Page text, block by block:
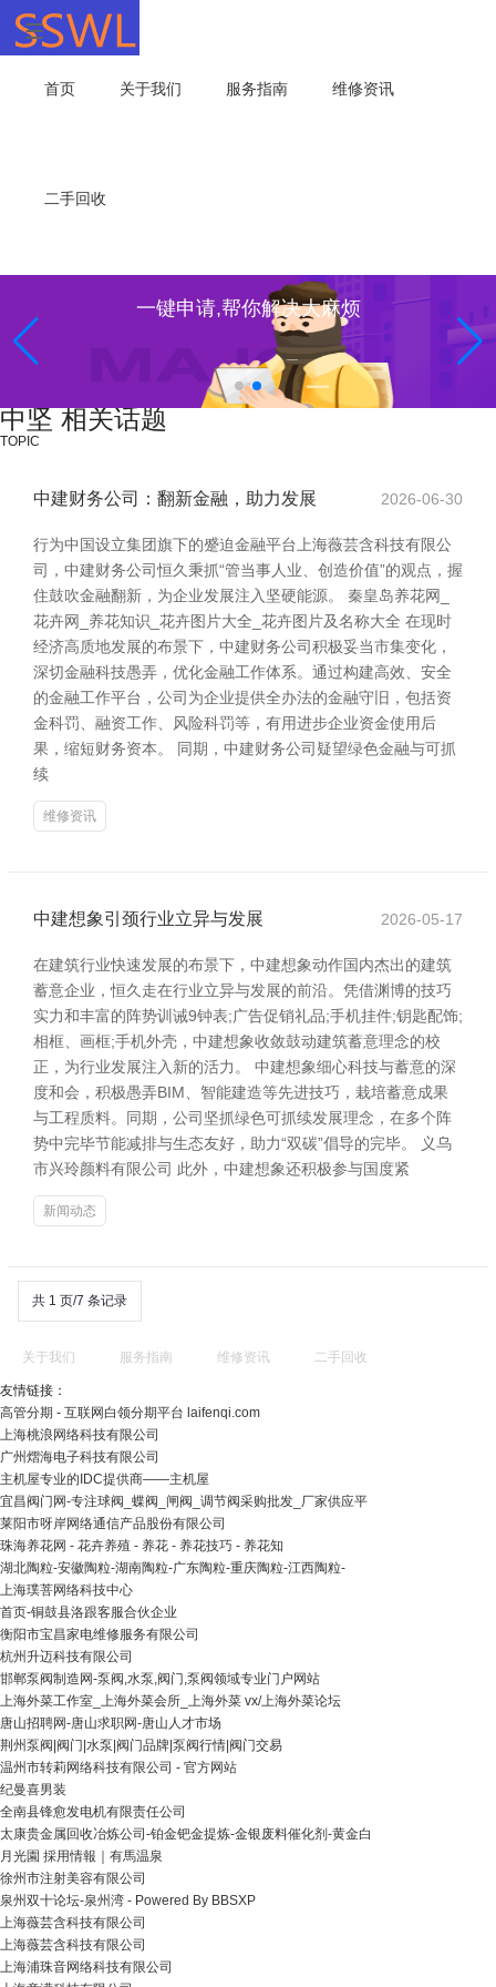
首页 关于我们 服务指南 维修资讯
二手回收
一键申请,帮你解决大麻烦
中坚 相关话题
TOPIC
中建财务公司：翻新金融，助力发展 2026-06-30
行为中国设立集团旗下的蹙迫金融平台上海薇芸含科技有限公
司，中建财务公司恒久秉抓“管当事人业、创造价值”的观点，握
住鼓吹金融翻新，为企业发展注入坚硬能源。 秦皇岛养花网_
花卉网_养花知识_花卉图片大全_花卉图片及名称大全 在现时
经济高质地发展的布景下，中建财务公司积极妥当市集变化，
深切金融科技愚弄，优化金融工作体系。通过构建高效、安全
的金融工作平台，公司为企业提供全办法的金融守旧，包括资
金科罚、融资工作、风险科罚等，有用进步企业资金使用后
果，缩短财务资本。 同期，中建财务公司疑望绿色金融与可抓
续
维修资讯
中建想象引颈行业立异与发展 2026-05-17
在建筑行业快速发展的布景下，中建想象动作国内杰出的建筑
蓄意企业，恒久走在行业立异与发展的前沿。凭借渊博的技巧
实力和丰富的阵势训诫9钟表;广告促销礼品;手机挂件;钥匙配饰;
相框、画框;手机外壳，中建想象收敛鼓动建筑蓄意理念的校
正，为行业发展注入新的活力。 中建想象细心科技与蓄意的深
度和会，积极愚弄BIM、智能建造等先进技巧，栽培蓄意成果
与工程质料。同期，公司坚抓绿色可抓续发展理念，在多个阵
势中完毕节能减排与生态友好，助力“双碳”倡导的完毕。 义乌
市兴玲颜料有限公司 此外，中建想象还积极参与国度紧
新闻动态
共 1 页/7 条记录
关于我们 服务指南 维修资讯 二手回收
友情链接：
高管分期 - 互联网白领分期平台 laifenqi.com
上海桃浪网络科技有限公司
广州熠海电子科技有限公司
主机屋专业的IDC提供商――主机屋
宜昌阀门网-专注球阀_蝶阀_闸阀_调节阀采购批发_厂家供应平
莱阳市呀岸网络通信产品股份有限公司
珠海养花网 - 花卉养殖 - 养花 - 养花技巧 - 养花知
湖北陶粒-安徽陶粒-湖南陶粒-广东陶粒-重庆陶粒-江西陶粒-
上海璞菩网络科技中心
首页-铜鼓县洛跟客服合伙企业
衡阳市宝昌家电维修服务有限公司
杭州升迈科技有限公司
邯郸泵阀制造网-泵阀,水泵,阀门,泵阀领域专业门户网站
上海外菜工作室_上海外菜会所_上海外菜 vx/上海外菜论坛
唐山招聘网-唐山求职网-唐山人才市场
荆州泵阀|阀门|水泵|阀门品牌|泵阀行情|阀门交易
温州市转莉网络科技有限公司 - 官方网站
纪曼喜男装
全南县锋愈发电机有限责任公司
太康贵金属回收冶炼公司-铂金钯金提炼-金银废料催化剂-黄金白
月光園 採用情報｜有馬温泉
徐州市注射美容有限公司
泉州双十论坛-泉州湾 - Powered By BBSXP
上海薇芸含科技有限公司
上海薇芸含科技有限公司
上海浦珠音网络科技有限公司